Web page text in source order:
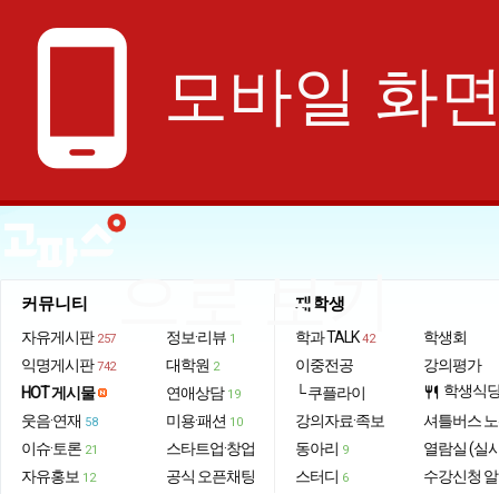
phone_android 모바일 화
으로 보기
커뮤니티
자유게시판 257
익명게시판 742
HOT 게시물
웃음·연재 58
이슈·토론 21
자유홍보 12
정보·리뷰 1
대학원 2
연애상담 19
미용·패션 10
스타트업·창업
공식 오픈채팅
재학생
학과 TALK 42
이중전공
└ 쿠플라이
강의자료·족보
동아리 9
스터디 6
학생회
강의평가
restaurant 학생식
셔틀버스
열람실 (실
수강신청